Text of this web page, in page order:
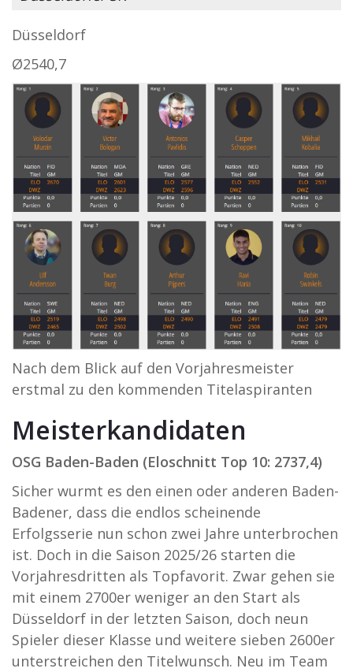
Düsseldorf
Ø2540,7
Nach dem Blick auf den Vorjahresmeister
erstmal zu den kommenden Titelaspiranten
Meisterkandidaten
OSG Baden-Baden (Eloschnitt Top 10: 2737,4)
Sicher wurmt es den einen oder anderen Baden-
Badener, dass die endlos scheinende
Erfolgsserie nun schon zwei Jahre unterbrochen
ist. Doch in die Saison 2025/26 starten die
Vorjahresdritten als Topfavorit. Zwar gehen sie
mit einem 2700er weniger an den Start als
Düsseldorf in der letzten Saison, doch neun
Spieler dieser Klasse und weitere sieben 2600er
unterstreichen den Titelwunsch. Neu im Team